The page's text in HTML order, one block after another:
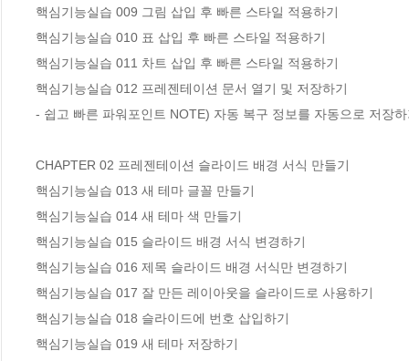
핵심기능실습 009 그림 삽입 후 빠른 스타일 적용하기
핵심기능실습 010 표 삽입 후 빠른 스타일 적용하기
핵심기능실습 011 차트 삽입 후 빠른 스타일 적용하기
핵심기능실습 012 프레젠테이션 문서 열기 및 저장하기
- 쉽고 빠른 파워포인트 NOTE) 자동 복구 정보를 자동으로 저장
CHAPTER 02 프레젠테이션 슬라이드 배경 서식 만들기
핵심기능실습 013 새 테마 글꼴 만들기
핵심기능실습 014 새 테마 색 만들기
핵심기능실습 015 슬라이드 배경 서식 변경하기
핵심기능실습 016 제목 슬라이드 배경 서식만 변경하기
핵심기능실습 017 잘 만든 레이아웃을 슬라이드로 사용하기
핵심기능실습 018 슬라이드에 번호 삽입하기
핵심기능실습 019 새 테마 저장하기